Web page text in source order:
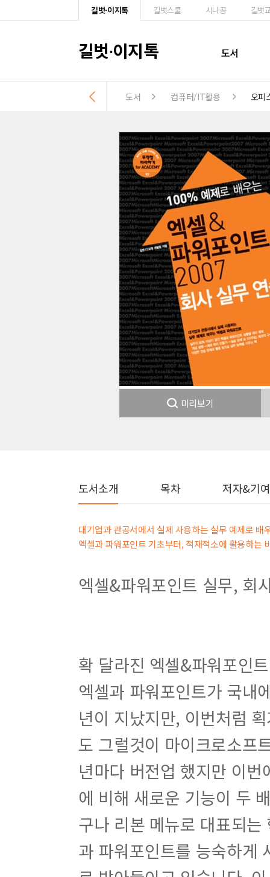
길벗·이지톡 길벗스쿨 시나공 길벗
길벗·이지톡 도서
도서 컴퓨터/IT활용 오피
미리보기
도서소개 목차 저자&기
대기업과 관공서에서 실제 사용하는 실무 예제로 배
엑셀과 파워포인트 기초부터, 적재적소에 활용하는
엑셀&파워포인트 실무, 회
확 달라진 엑셀&파워포인
엑셀과 파워포인트가 국내
년이 지났지만, 이번처럼
도 그럴것이 마이크로소프
년마다 버전업 했지만 이
에 비해 새로운 기능이 두
구나 리본 메뉴로 대표되
과 파워포인트를 능숙하게